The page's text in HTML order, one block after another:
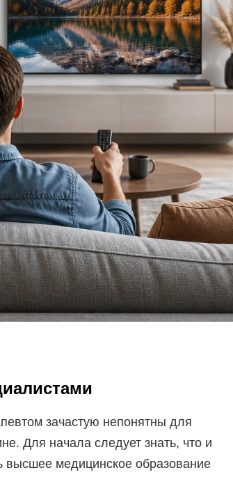
зачастую непонятны для
Для начала следует знать, что и
высшее медицинское образование